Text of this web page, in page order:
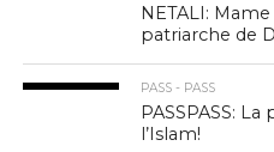
NETALI:
patriarche de
PASS - PASS
PASSPASS:
l’Islam!